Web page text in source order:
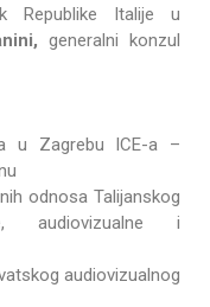
Republike Italije u
generalni konzul
u Zagrebu ICE-a –
odnosa Talijanskog
audiovizualne i
audiovizualnog